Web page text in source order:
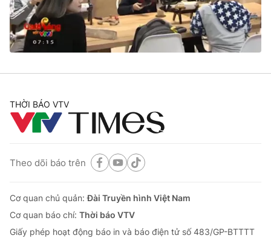
Thị trường 24h Tấm lòng Việt
VTV9
Liên hệ tòa soạn English
THỜI BÁO VTV
THỜI BÁO VTV
Theo dõi báo trên
Cơ quan chủ quản:Đài Truyền hình Việt Nam
Cơ quan báo chí: Thời báo VTV
Giấy phép hoạt động báo in và báo điện tử số 483/GP-BTTTT